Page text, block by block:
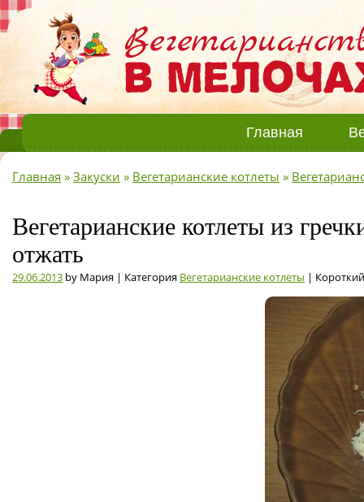
Главная
Главная » Закуски » Вегетарианские котлеты »
Вегетарианские котлеты из
отжать
29.06.2013 by Мария | Категория Вегетарианские котлеты |